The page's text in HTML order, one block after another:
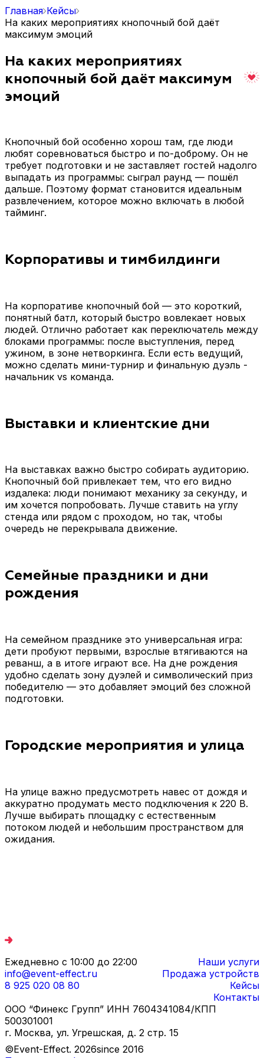
Главная Кейсы
На каких мероприятиях кнопочный бой даёт
максимум эмоций
На каких мероприятиях
кнопочный бой даёт максимум
эмоций
Кнопочный бой особенно хорош там, где люди
любят соревноваться быстро и по-доброму. Он не
требует подготовки и не заставляет гостей надолго
выпадать из программы: сыграл раунд — пошёл
дальше. Поэтому формат становится идеальным
развлечением, которое можно включать в любой
тайминг.
Корпоративы и тимбилдинги
На корпоративе кнопочный бой — это короткий,
понятный батл, который быстро вовлекает новых
людей. Отлично работает как переключатель между
блоками программы: после выступления, перед
ужином, в зоне нетворкинга. Если есть ведущий,
можно сделать мини-турнир и финальную дуэль -
начальник vs команда.
Выставки и клиентские дни
На выставках важно быстро собирать аудиторию.
Кнопочный бой привлекает тем, что его видно
издалека: люди понимают механику за секунду, и
им хочется попробовать. Лучше ставить на углу
стенда или рядом с проходом, но так, чтобы
очередь не перекрывала движение.
Семейные праздники и дни
рождения
На семейном празднике это универсальная игра:
дети пробуют первыми, взрослые втягиваются на
реванш, а в итоге играют все. На дне рождения
удобно сделать зону дуэлей и символический приз
победителю — это добавляет эмоций без сложной
подготовки.
Городские мероприятия и улица
На улице важно предусмотреть навес от дождя и
аккуратно продумать место подключения к 220 В.
Лучше выбирать площадку с естественным
потоком людей и небольшим пространством для
ожидания.
Ежедневно с 10:00 до 22:00
info@event-effect.ru
8 925 020 08 80
Наши услуги
Продажа устройств
Кейсы
Контакты
ООО “Финекс Групп” ИНН 7604341084/КПП
500301001
г. Москва, ул. Угрешская, д. 2 стр. 15
©Event-Effect. 2026since 2016